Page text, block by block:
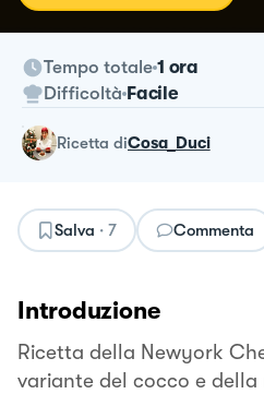
Tempo totale 1 ora
Difficoltà Facile
ricetta diCosa_Duci
Salva · 7 Commenta
Introduzione
Ricetta della Newyork
variante del cocco e della